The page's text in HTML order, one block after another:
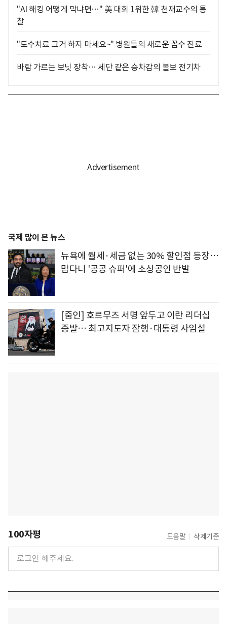
"AI 해킹 어떻게 막냐면…" 美 대회 1위한 韓 천재교수의 통
찰
"도수치료 그거 하지 마세요~" 병원들의 새로운 꼼수 진료
바람 가르는 보닛 장착… 세단 같은 승차감의 볼보 전기차
국제 많이 본 뉴스
뉴욕에 월세·세금 없는 30% 할인점 등장…
맘다니 '공공 슈퍼'에 소상공인 반발
[줌인] 호르무즈 서명 앞두고 이란 리더십
증발… 최고지도자 잠행·대통령 사임설
100자평 도움말 삭제기준